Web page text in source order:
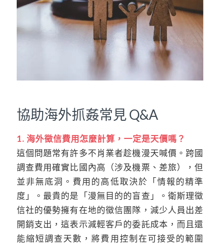
協助海外抓姦常見 Q&A
1. 海外徵信費用怎麼計算，一定是天價嗎？
這個問題常有許多不肖業者趁機漫天喊價。跨國
調查費用確實比國內高（涉及機票、差旅），但
並非無底洞。費用的高低取決於「情報的精準
度」。最貴的是「漫無目的的盲查」。衛斯理徵
信社的優勢擁有在地的徵信團隊，減少人員出差
開銷支出，這表示減輕客戶的委託成本，而且還
能縮短調查天數，將費用控制在可接受的範圍